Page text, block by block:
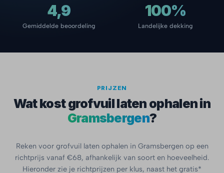
4,9
Gemiddelde beoordeling
100%
Landelijke dekking
PRIJZEN
Wat kost grofvuil laten ophalen in
Gramsbergen?
Reken voor grofvuil laten ophalen in Gramsbergen op een
richtprijs vanaf €68, afhankelijk van soort en hoeveelheid.
Hieronder zie je richtprijzen per klus, naast het gratis*